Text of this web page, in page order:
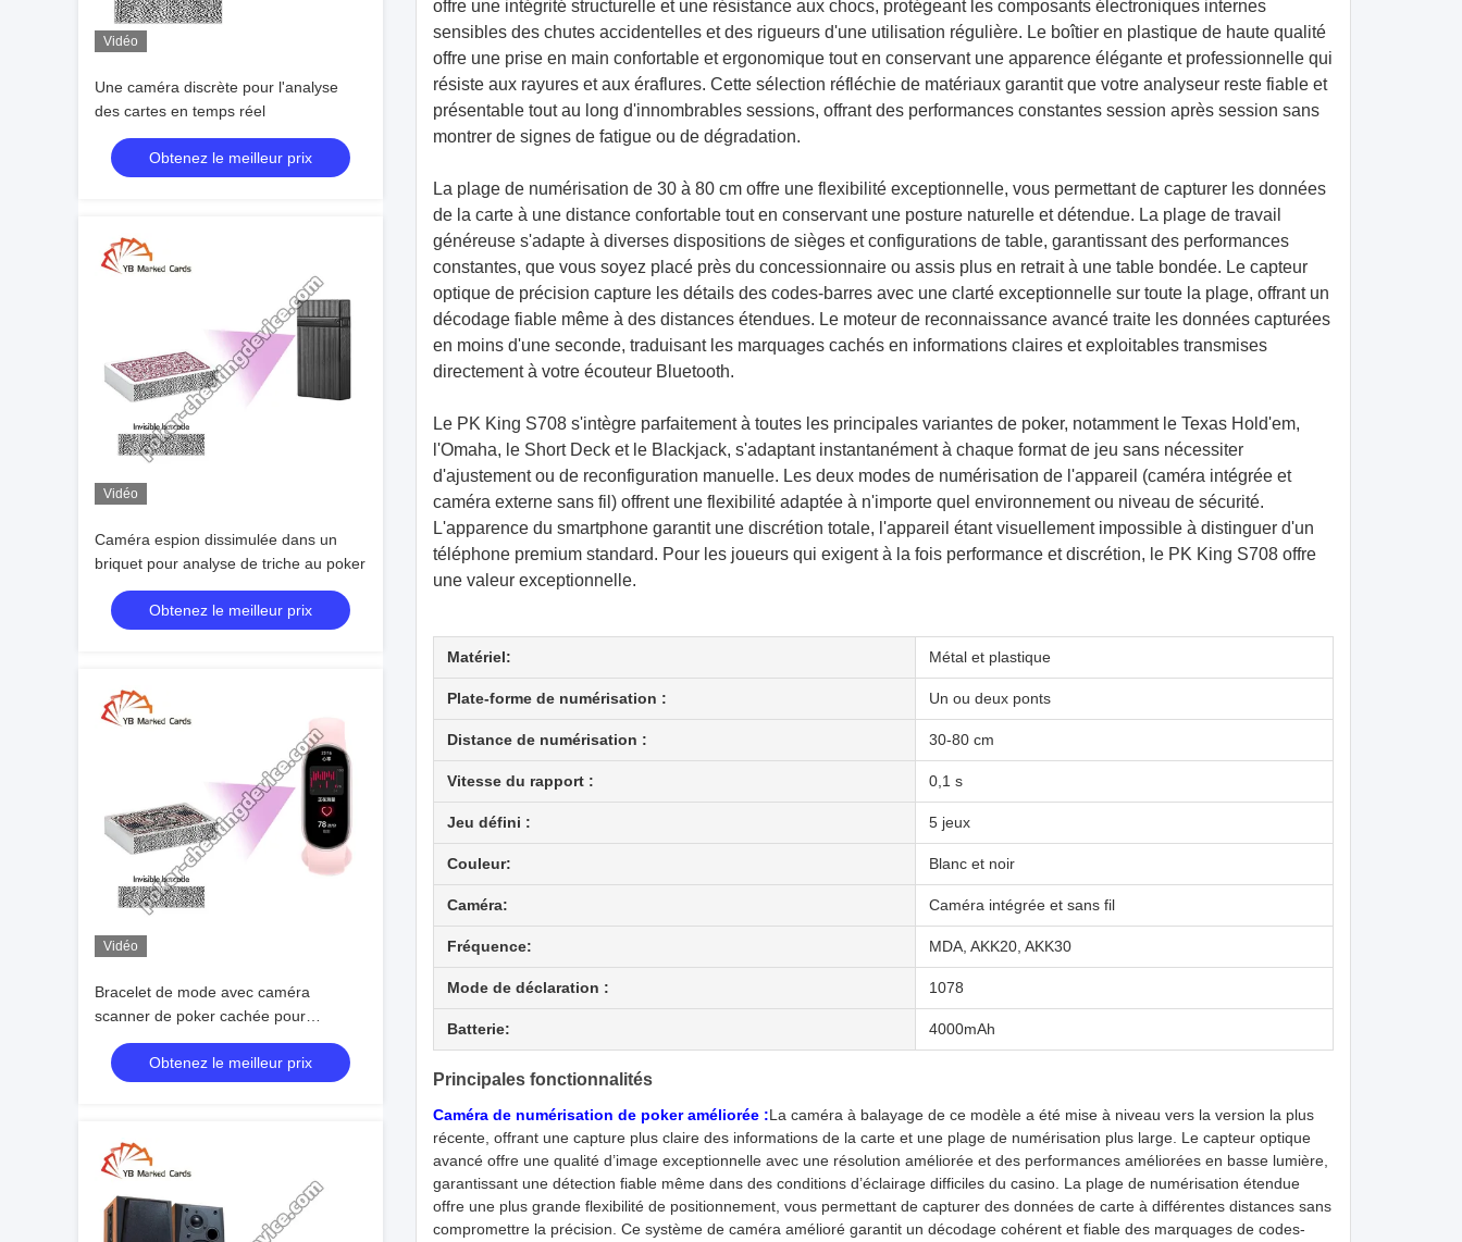
Vidéo
Une caméra discrète pour l'analyse
des cartes en temps réel
Obtenez le meilleur prix
Vidéo
Caméra espion dissimulée dans un
briquet pour analyse de triche au poker
Obtenez le meilleur prix
Vidéo
Bracelet de mode avec caméra
scanner de poker cachée pour
analyseur de poker
Obtenez le meilleur prix
offre une intégrité structurelle et une résistance aux chocs, protégeant les composants électroniques internes
sensibles des chutes accidentelles et des rigueurs d'une utilisation régulière. Le boîtier en plastique de haute qualité
offre une prise en main confortable et ergonomique tout en conservant une apparence élégante et professionnelle qui
résiste aux rayures et aux éraflures. Cette sélection réfléchie de matériaux garantit que votre analyseur reste fiable et
présentable tout au long d'innombrables sessions, offrant des performances constantes session après session sans
montrer de signes de fatigue ou de dégradation.
La plage de numérisation de 30 à 80 cm offre une flexibilité exceptionnelle, vous permettant de capturer les données
de la carte à une distance confortable tout en conservant une posture naturelle et détendue. La plage de travail
généreuse s'adapte à diverses dispositions de sièges et configurations de table, garantissant des performances
constantes, que vous soyez placé près du concessionnaire ou assis plus en retrait à une table bondée. Le capteur
optique de précision capture les détails des codes-barres avec une clarté exceptionnelle sur toute la plage, offrant un
décodage fiable même à des distances étendues. Le moteur de reconnaissance avancé traite les données capturées
en moins d'une seconde, traduisant les marquages ​​cachés en informations claires et exploitables transmises
directement à votre écouteur Bluetooth.
Le PK King S708 s'intègre parfaitement à toutes les principales variantes de poker, notamment le Texas Hold'em,
l'Omaha, le Short Deck et le Blackjack, s'adaptant instantanément à chaque format de jeu sans nécessiter
d'ajustement ou de reconfiguration manuelle. Les deux modes de numérisation de l'appareil (caméra intégrée et
caméra externe sans fil) offrent une flexibilité adaptée à n'importe quel environnement ou niveau de sécurité.
L'apparence du smartphone garantit une discrétion totale, l'appareil étant visuellement impossible à distinguer d'un
téléphone premium standard. Pour les joueurs qui exigent à la fois performance et discrétion, le PK King S708 offre
une valeur exceptionnelle.
Matériel: Métal et plastique
Plate-forme de numérisation : Un ou deux ponts
Distance de numérisation : 30-80 cm
Vitesse du rapport : 0,1 s
Jeu défini : 5 jeux
Couleur: Blanc et noir
Caméra: Caméra intégrée et sans fil
Fréquence: MDA, AKK20, AKK30
Mode de déclaration : 1078
Batterie: 4000mAh
Principales fonctionnalités
Caméra de numérisation de poker améliorée :La caméra à balayage de ce modèle a été mise à niveau vers la version la plus
récente, offrant une capture plus claire des informations de la carte et une plage de numérisation plus large. Le capteur optique
avancé offre une qualité d’image exceptionnelle avec une résolution améliorée et des performances améliorées en basse lumière,
garantissant une détection fiable même dans des conditions d’éclairage difficiles du casino. La plage de numérisation étendue
offre une plus grande flexibilité de positionnement, vous permettant de capturer des données de carte à différentes distances sans
compromettre la précision. Ce système de caméra amélioré garantit un décodage cohérent et fiable des marquages ​​de codes-